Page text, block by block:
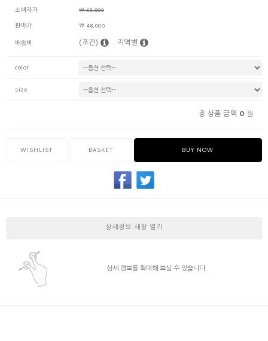
소비자가
￦ 68,000
판매가
￦ 48,000
배송비
(조건) 지역별
color
size
총 상품 금액 0 원
WISHLIST BASKET BUY NOW
상세정보 새창 열기
상세 정보를 확대해 보실 수 있습니다.